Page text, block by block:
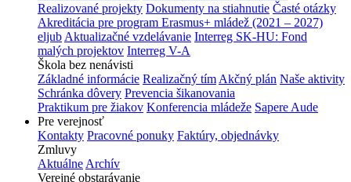
Realizované projekty Dokumenty na stiahnutie Časté otázky
Akreditácia pre program Erasmus+ mládež (2021 – 2027)
eljub Aktualizačné vzdelávanie Interreg SK-HU: Fond
malých projektov Interreg V-A
Škola bez nenávisti
Základné informácie Realizačný tím Akčný plán Naše aktivity
Schránka dôvery Prevencia šikanovania
Praktikum pre žiakov Konferencia mládeže Sapere Aude
Pre verejnosť
Kontakty Pracovné ponuky Faktúry, objednávky
Zmluvy
Aktuálne Archív
Verejné obstarávanie